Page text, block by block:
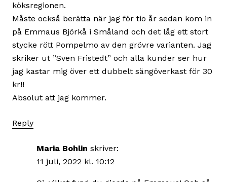
köksregionen.
Måste också berätta när jag för tio år sedan kom in
på Emmaus Björkå i Småland och det låg ett stort
stycke rött Pompelmo av den grövre varianten. Jag
skriker ut ”Sven Fristedt” och alla kunder ser hur
jag kastar mig över ett dubbelt sängöverkast för 30
kr!!
Absolut att jag kommer.
Reply
Maria Bohlin skriver:
11 juli, 2022 kl. 10:12